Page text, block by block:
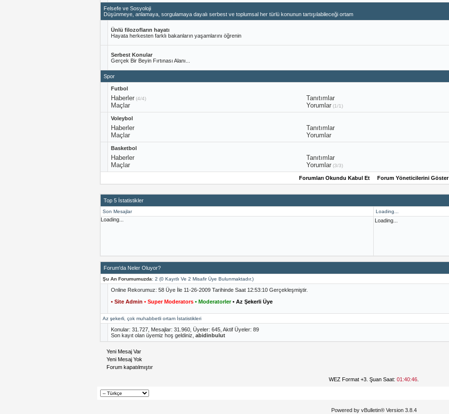
Felsefe ve Sosyoloji
Düşünmeye, anlamaya, sorgulamaya dayalı serbest ve toplumsal her türlü konunun tartışılabileceği ortam
Ünlü filozofların hayatı
Hayata herkesten farklı bakanların yaşamlarını öğrenin
Serbest Konular
Gerçek Bir Beyin Fırtınası Alanı...
Spor
Futbol
Haberler(4/4)
Tanıtımlar
Maçlar
Yorumlar(1/1)
Voleybol
Haberler
Tanıtımlar
Maçlar
Yorumlar
Basketbol
Haberler
Tanıtımlar
Maçlar
Yorumlar(3/3)
Forumları Okundu Kabul Et Forum Yöneticilerini Göster
Top 5 İstatistikler
Son Mesajlar Loading...
Loading... Loading...
Forum'da Neler Oluyor?
Şu An Forumumuzda: 2 (0 Kayıtlı Ve 2 Misafir Üye Bulunmaktadır.)
Online Rekorumuz: 58 Üye İle 11-26-2009 Tarihinde Saat 12:53:10 Gerçekleşmiştir.
• Site Admin • Super Moderators • Moderatorler • Az Şekerli Üye
Az şekerli, çok muhabbetli ortam İstatistikleri
Konular: 31.727, Mesajlar: 31.960, Üyeler: 645, Aktif Üyeler: 89
Son kayıt olan üyemiz hoş geldiniz, abidinbulut
Yeni Mesaj Var
Yeni Mesaj Yok
Forum kapatılmıştır
WEZ Format +3. Şuan Saat: 01:40:46.
Powered by vBulletin® Version 3.8.4